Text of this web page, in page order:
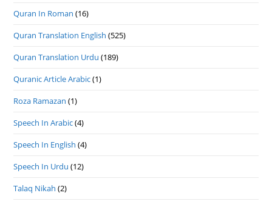
Quran In Roman (16)
Quran Translation English (525)
Quran Translation Urdu (189)
Quranic Article Arabic(1)
Roza Ramazan (1)
Speech In Arabic(4)
Speech In English (4)
Speech In Urdu (12)
Talaq Nikah (2)